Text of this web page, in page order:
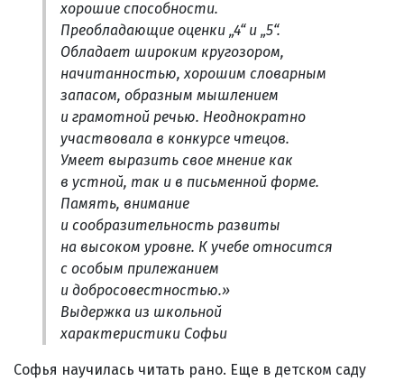
хорошие способности.
Преобладающие оценки „4“ и „5“.
Обладает широким кругозором,
начитанностью, хорошим словарным
запасом, образным мышлением
и грамотной речью. Неоднократно
участвовала в конкурсе чтецов.
Умеет выразить свое мнение как
в устной, так и в письменной форме.
Память, внимание
и сообразительность развиты
на высоком уровне. К учебе относится
с особым прилежанием
и добросовестностью.»
Выдержка из школьной
характеристики Софьи
Софья научилась читать рано. Еще в детском саду